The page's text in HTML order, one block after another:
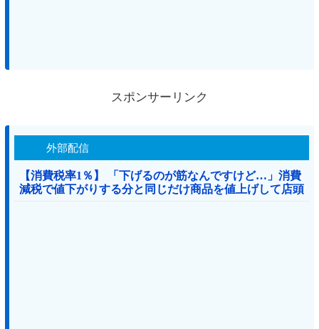
スポンサーリンク
外部配信
【消費税率1％】 「下げるのが筋なんですけど…」消費
減税で値下がりする分と同じだけ商品を値上げして店頭
価格を変えない店も